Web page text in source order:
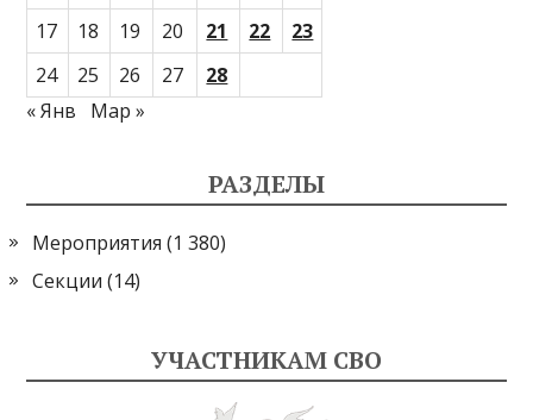
17 18 19 20 21 22
23
24
25 26 27
28
« Янв
Мар »
РАЗДЕЛЫ
Мероприятия (1 380)
Секции (14)
УЧАСТНИКАМ СВО